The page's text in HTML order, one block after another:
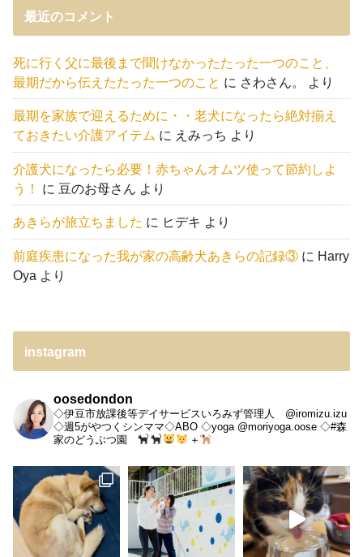
最近のコメント
死に行く父に最後まで聞けなかったたった一つのこと、
最期だから伝えたたった一つのこと に さわさん。 より
最期を家族で迎えるために・・老犬になったら絶対揃え
ておきたい介護アイテム に えみっち より
介護犬になったら必要！赤ちゃんオムツ使って節約しよ
う！
に 豆のお母さん より
あきらが旅立ちました に ヒデキ より
前庭疾患になった我が家の高齢犬あきらの記録③ に Harry
Oya より
instagram
oosedondon
◇伊豆市放課後等デイサービスいろみず管理人 @iromizu.izu
◇週5がやつくシンママ◇ABO ◇yoga @moriyoga.oose ◇#森
家のどうぶつ園
＋